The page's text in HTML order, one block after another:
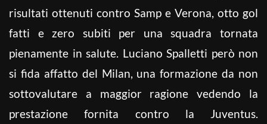
risultati ottenuti contro Samp e Verona, otto gol
fatti e zero subiti per una squadra tornata
pienamente in salute. Luciano Spalletti però non
si fida affatto del Milan, una formazione da non
sottovalutare a maggior ragione vedendo la
prestazione fornita contro la Juventus.